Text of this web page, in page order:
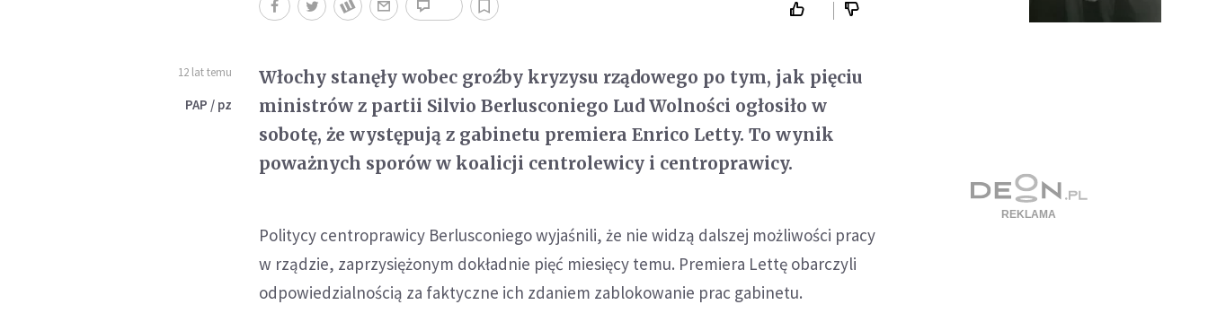
12 lat temu
PAP / pz
Włochy stanęły wobec groźby kryzysu rządowego po tym, jak pięciu
ministrów z partii Silvio Berlusconiego Lud Wolności ogłosiło w
sobotę, że występują z gabinetu premiera Enrico Letty. To wynik
poważnych sporów w koalicji centrolewicy i centroprawicy.
Politycy centroprawicy Berlusconiego wyjaśnili, że nie widzą dalszej możliwości pracy
w rządzie, zaprzysiężonym dokładnie pięć miesięcy temu. Premiera Lettę obarczyli
odpowiedzialnością za faktyczne ich zdaniem zablokowanie prac gabinetu.